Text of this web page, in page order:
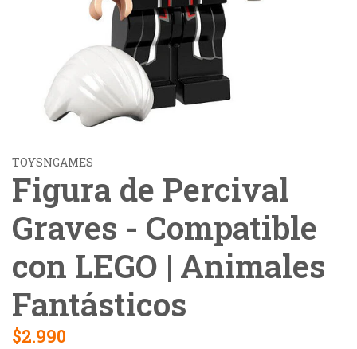
TOYSNGAMES
Figura de Percival
Graves - Compatible
con LEGO | Animales
Fantásticos
$2.990